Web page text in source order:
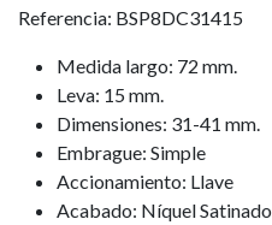
Referencia: BSP8DC31415
Medida largo: 72 mm.
Leva: 15 mm.
Dimensiones: 31-41 mm.
Embrague: Simple
Accionamiento: Llave
Acabado: Níquel Satinado